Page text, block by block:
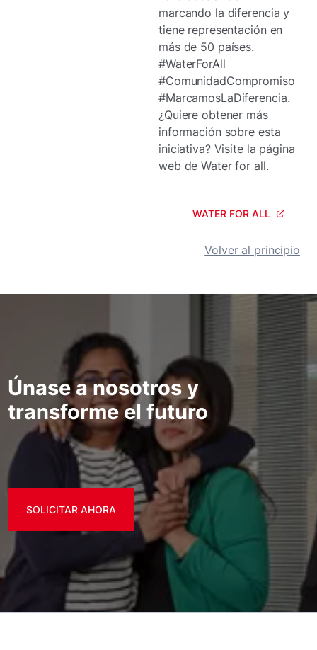
marcando la diferencia y
tiene representación en
más de 50 países.
#WaterForAll
#ComunidadCompromiso
#MarcamosLaDiferencia.
¿Quiere obtener más
información sobre esta
iniciativa? Visite la página
web de Water for all.
WATER FOR ALL
Volver al principio
Únase a nosotros y
transforme el futuro
SOLICITAR AHORA